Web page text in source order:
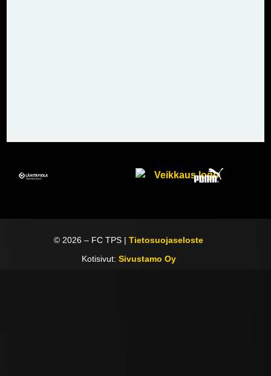
© 2026 – FC TPS |Tietosuojaseloste
Kotisivut: Sivustamo Oy